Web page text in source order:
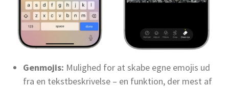
Genmojis: Mulighed for at skabe egne emojis ud
fra en tekstbeskrivelse – en funktion, der mest af